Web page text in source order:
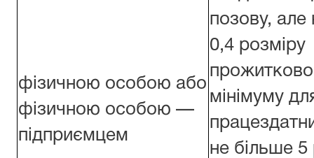
фізичною особою або
фізичною особою —
підприємцем
позову,
0,4 розміру
мінімуму
не більше 5